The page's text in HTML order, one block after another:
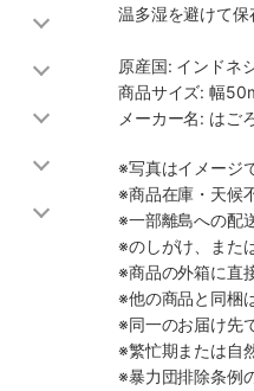
温多湿を避けて保
原産国: インドネ
商品サイズ: 幅
メーカー名: はご
※写真はイメージ
※商品在庫・天候
※一部離島への配
※のしがけ、また
※商品の外箱に直
※他の商品と同梱
※同一のお届け先
※繁忙期または自
※暴力団排除条例